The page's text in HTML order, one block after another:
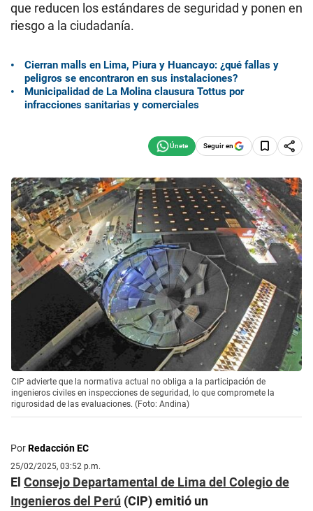
que reducen los estándares de seguridad y ponen en
riesgo a la ciudadanía.
Cierran malls en Lima, Piura y Huancayo: ¿qué fallas y
peligros se encontraron en sus instalaciones?
Municipalidad de La Molina clausura Tottus por
infracciones sanitarias y comerciales
Seguir en
CIP advierte que la normativa actual no obliga a la participación de
ingenieros civiles en inspecciones de seguridad, lo que compromete la
rigurosidad de las evaluaciones. (Foto: Andina)
PorRedacción EC
25/02/2025, 03:52 p.m.
El Consejo Departamental de Lima del Colegio de
Ingenieros del Perú (CIP) emitió un